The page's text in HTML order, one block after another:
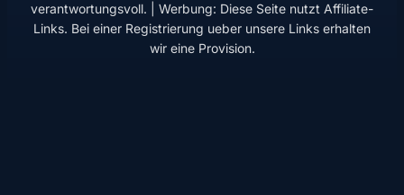
verantwortungsvoll. | Werbung: Diese Seite nutzt Affiliate-
Links. Bei einer Registrierung ueber unsere Links erhalten
wir eine Provision.